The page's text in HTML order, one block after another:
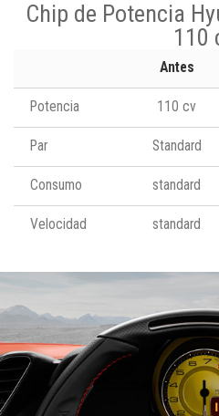
Chip de Potencia
110
Antes
Potencia 110 cv
Par Standard
Consumo standard
Velocidad standard